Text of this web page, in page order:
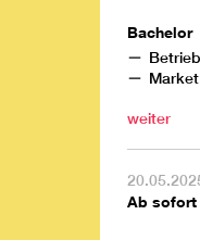
Bachelor
weiter
Ab sofort